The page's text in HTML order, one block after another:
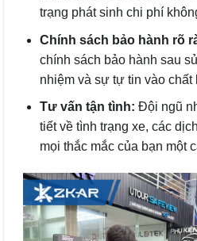
trạng phát sinh chi phí
Chính sách bảo hành rõ
chính sách bảo hành sau
nhiệm và sự tự tin vào
Tư vấn tận tình: Đội ngũ
tiết về tình trạng xe, các
mọi thắc mắc của bạn một